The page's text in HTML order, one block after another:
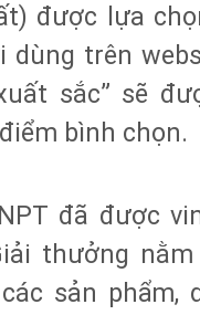
được lựa
dùng trên
sắc” sẽ
bình chọn.
đã được
thưởng
sản phẩm,